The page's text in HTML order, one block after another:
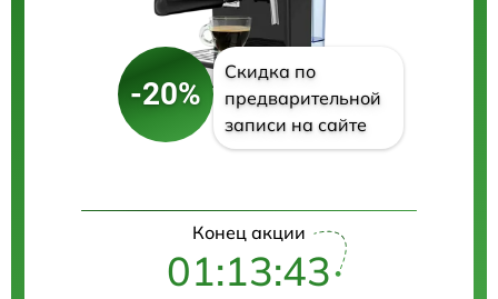
-20%
Скидка по
предварительной
записи на сайте
Конец акции
01:13:43